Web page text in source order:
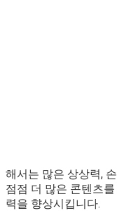
해서는 많은 상상력,
점점 더 많은 콘텐츠
력을 향상시킵니다.